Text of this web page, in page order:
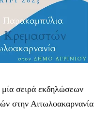
σειρά εκδηλώσεων
στην Αιτωλοακαρνανία